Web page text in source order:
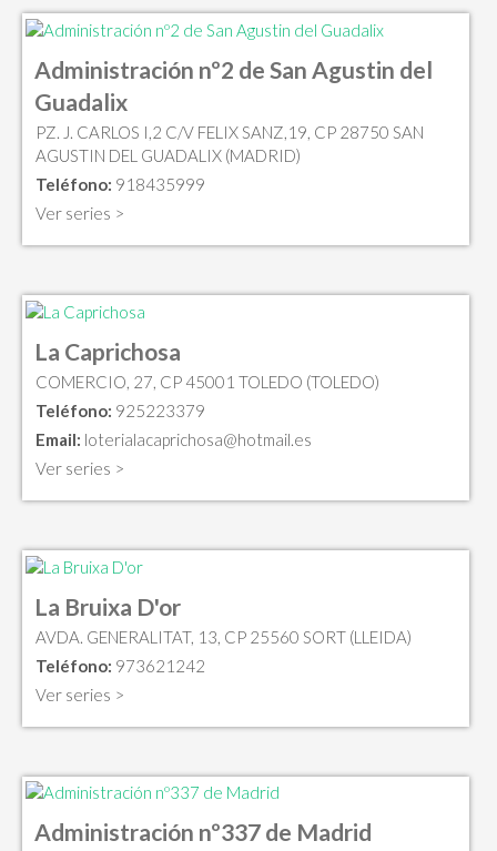
Administración nº2 de San Agustin del
Guadalix
PZ. J. CARLOS I,2 C/V FELIX SANZ,19, CP 28750 SAN
AGUSTIN DEL GUADALIX (MADRID)
Teléfono: 918435999
Ver series >
La Caprichosa
COMERCIO, 27, CP 45001 TOLEDO (TOLEDO)
Teléfono: 925223379
Email: loterialacaprichosa@hotmail.es
Ver series >
La Bruixa D'or
AVDA. GENERALITAT, 13, CP 25560 SORT (LLEIDA)
Teléfono: 973621242
Ver series >
Administración nº337 de Madrid